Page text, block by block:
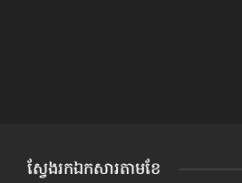
ស្វែងរកឯកសារតាមខែ